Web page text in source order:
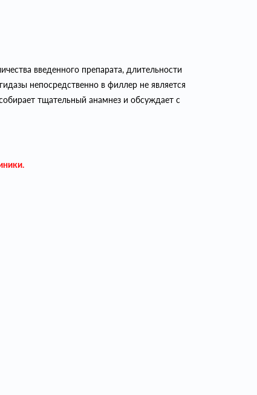
введенного препарата, длительности
непосредственно в филлер не является
тщательный анамнез и обсуждает с